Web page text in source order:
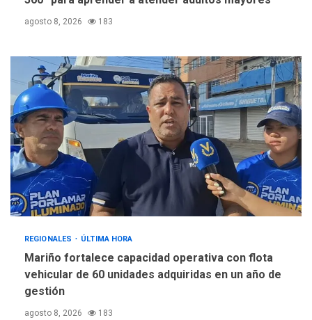
agosto 8, 2026 183
REGIONALES ÚLTIMA HORA
Mariño fortalece capacidad operativa con flota
vehicular de 60 unidades adquiridas en un año de
gestión
agosto 8, 2026 183